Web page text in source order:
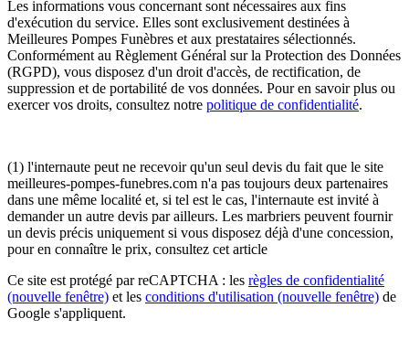
Les informations vous concernant sont nécessaires aux fins
d'exécution du service. Elles sont exclusivement destinées à
Meilleures Pompes Funèbres et aux prestataires sélectionnés.
Conformément au Règlement Général sur la Protection des Données
(RGPD), vous disposez d'un droit d'accès, de rectification, de
suppression et de portabilité de vos données. Pour en savoir plus ou
exercer vos droits, consultez notre politique de confidentialité.
(1) l'internaute peut ne recevoir qu'un seul devis du fait que le site
meilleures-pompes-funebres.com n'a pas toujours deux partenaires
dans une même localité et, si tel est le cas, l'internaute est invité à
demander un autre devis par ailleurs. Les marbriers peuvent fournir
un devis précis uniquement si vous disposez déjà d'une concession,
pour en connaître le prix, consultez cet article
Ce site est protégé par reCAPTCHA : les règles de confidentialité
(nouvelle fenêtre) et les conditions d'utilisation (nouvelle fenêtre) de
Google s'appliquent.